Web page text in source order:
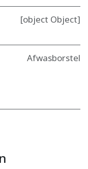
[object Object]
Afwasborstel